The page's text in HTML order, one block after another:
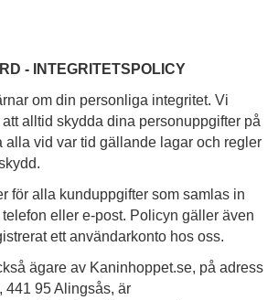
- INTEGRITETSPOLICY
om din personliga integritet. Vi
alltid skydda dina personuppgifter på
alla vid var tid gällande lagar och regler
för alla kunduppgifter som samlas in
eller e-post. Policyn gäller även
ett användarkonto hos oss.
ägare av Kaninhoppet.se, på adress
441 95 Alingsås, är